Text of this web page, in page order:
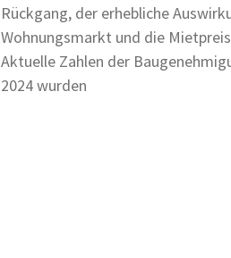
Rückgang, der erhebliche
Wohnungsmarkt und die
Aktuelle Zahlen der
2024 wurden